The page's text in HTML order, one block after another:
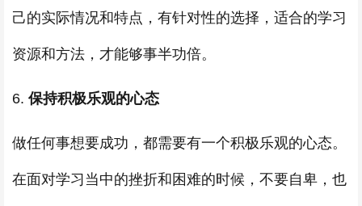
己的实际情况和特点，有针对性的选择，适合的学习
资源和方法，才能够事半功倍。
6. 保持积极乐观的心态
做任何事想要成功，都需要有一个积极乐观的心态。
在面对学习当中的挫折和困难的时候，不要自卑，也